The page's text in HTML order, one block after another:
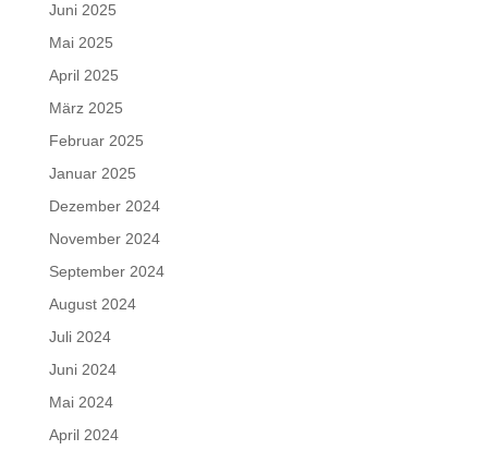
Juni 2025
Mai 2025
April 2025
März 2025
Februar 2025
Januar 2025
Dezember 2024
November 2024
September 2024
August 2024
Juli 2024
Juni 2024
Mai 2024
April 2024